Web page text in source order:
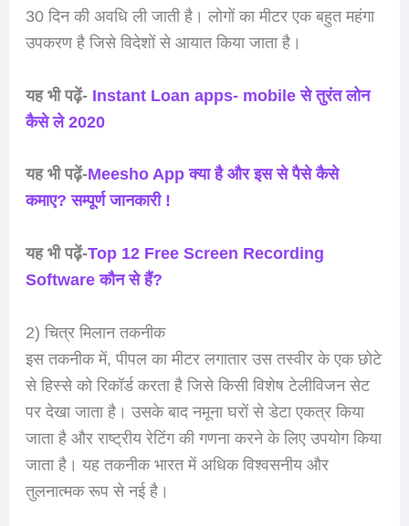
30 दिन की अवधि ली जाती है। लोगों का मीटर एक बहुत महंगा
उपकरण है जिसे विदेशों से आयात किया जाता है।
यह भी पढ़ें-Instant Loan apps- mobile से तुरंत लोन
कैसे ले 2020
यह भी पढ़ें-Meesho App क्या है और इस से पैसे कैसे
कमाए? सम्पूर्ण जानकारी !
यह भी पढ़ें-Top 12 Free Screen Recording
Software कौन से हैं?
2) चित्र मिलान तकनीक
इस तकनीक में, पीपल का मीटर लगातार उस तस्वीर के एक छोटे
से हिस्से को रिकॉर्ड करता है जिसे किसी विशेष टेलीविजन सेट
पर देखा जाता है। उसके बाद नमूना घरों से डेटा एकत्र किया
जाता है और राष्ट्रीय रेटिंग की गणना करने के लिए उपयोग किया
जाता है। यह तकनीक भारत में अधिक विश्वसनीय और
तुलनात्मक रूप से नई है।